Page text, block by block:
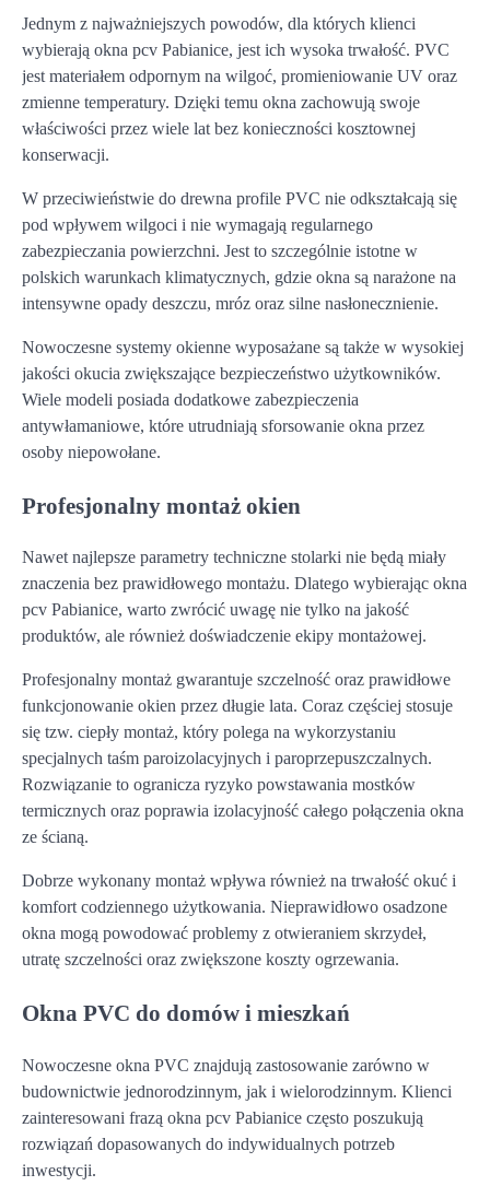
Jednym z najważniejszych powodów, dla których klienci
wybierają okna pcv Pabianice, jest ich wysoka trwałość. PVC
jest materiałem odpornym na wilgoć, promieniowanie UV oraz
zmienne temperatury. Dzięki temu okna zachowują swoje
właściwości przez wiele lat bez konieczności kosztownej
konserwacji.
W przeciwieństwie do drewna profile PVC nie odkształcają się
pod wpływem wilgoci i nie wymagają regularnego
zabezpieczania powierzchni. Jest to szczególnie istotne w
polskich warunkach klimatycznych, gdzie okna są narażone na
intensywne opady deszczu, mróz oraz silne nasłonecznienie.
Nowoczesne systemy okienne wyposażane są także w wysokiej
jakości okucia zwiększające bezpieczeństwo użytkowników.
Wiele modeli posiada dodatkowe zabezpieczenia
antywłamaniowe, które utrudniają sforsowanie okna przez
osoby niepowołane.
Profesjonalny montaż okien
Nawet najlepsze parametry techniczne stolarki nie będą miały
znaczenia bez prawidłowego montażu. Dlatego wybierając okna
pcv Pabianice, warto zwrócić uwagę nie tylko na jakość
produktów, ale również doświadczenie ekipy montażowej.
Profesjonalny montaż gwarantuje szczelność oraz prawidłowe
funkcjonowanie okien przez długie lata. Coraz częściej stosuje
się tzw. ciepły montaż, który polega na wykorzystaniu
specjalnych taśm paroizolacyjnych i paroprzepuszczalnych.
Rozwiązanie to ogranicza ryzyko powstawania mostków
termicznych oraz poprawia izolacyjność całego połączenia okna
ze ścianą.
Dobrze wykonany montaż wpływa również na trwałość okuć i
komfort codziennego użytkowania. Nieprawidłowo osadzone
okna mogą powodować problemy z otwieraniem skrzydeł,
utratę szczelności oraz zwiększone koszty ogrzewania.
Okna PVC do domów i mieszkań
Nowoczesne okna PVC znajdują zastosowanie zarówno w
budownictwie jednorodzinnym, jak i wielorodzinnym. Klienci
zainteresowani frazą okna pcv Pabianice często poszukują
rozwiązań dopasowanych do indywidualnych potrzeb
inwestycji.